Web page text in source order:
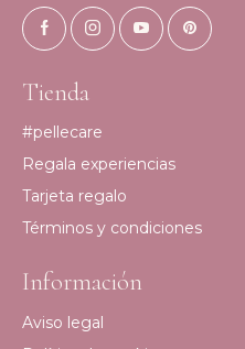
Tienda
#pellecare
Regala experiencias
Tarjeta regalo
Términos y condiciones
Información
Aviso legal